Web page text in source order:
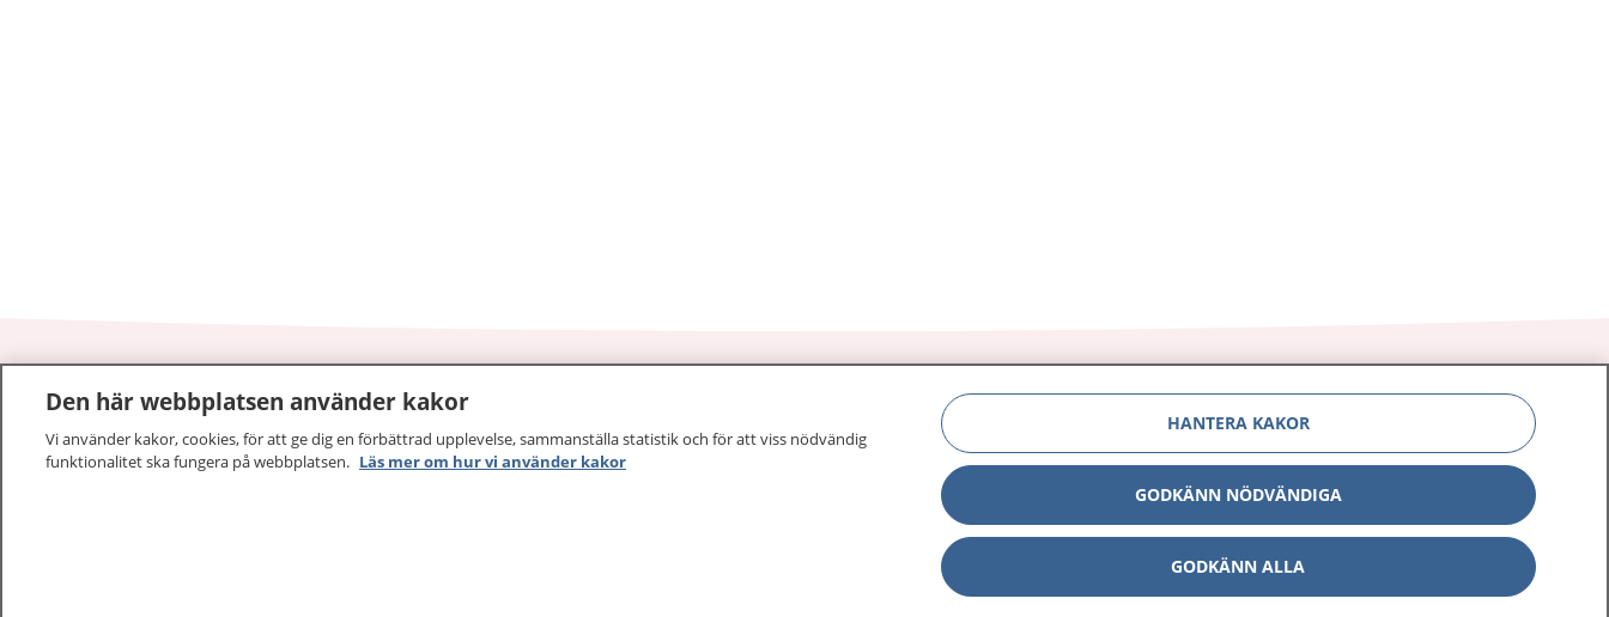
1177– tryggt om din hälsa och vård
På 1177.se får du råd om hälsa och information om sjukdomar och
Other languages
Lättläst svenska
E-tjänster
Press
Digital tillgänglighet
Den här webbplatsen använder kakor
Vi använder kakor, cookies, för att ge dig en förbättrad upplevelse, sammanställa statistik och för att viss nödvändig
funktionalitet ska fungera på webbplatsen. Läs mer om hur vi använder kakor
HANTERA KAKOR
GODKÄNN NÖDVÄNDIGA
GODKÄNN ALLA